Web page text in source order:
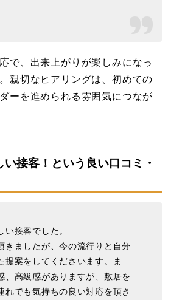
で、出来上がりが楽しみになっ
親切なヒアリングは、初めての
ーを進められる雰囲気につなが
い接客！という良い口コミ・
い接客でした。
きましたが、今の流行りと自分
提案をしてくださいます。ま
、高級感がありますが、敷居を
れでも気持ちの良い対応を頂き